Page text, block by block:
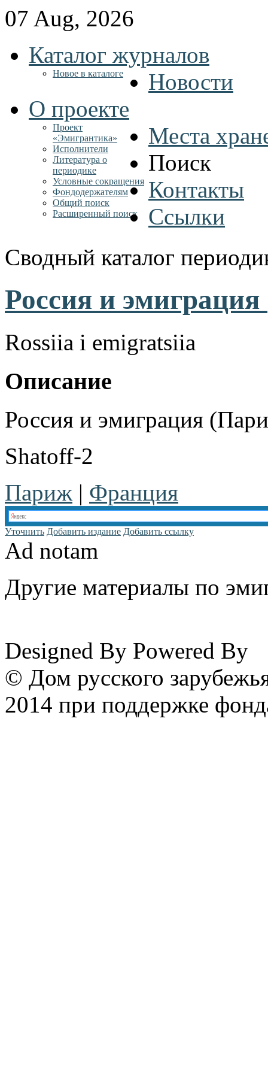
07 Aug, 2026
Каталог журналов
Новое в каталоге
Новости
О проекте
Проект
«Эмигрантика»
Исполнители
Литература о
периодике
Условные сокращения
Фондодержателям
Места
Поиск
Общий поиск
Расширенный поиск
Контакты
Ссылки
Сводный каталог
Россия и
Rossiia i emigratsiia
Описание
Россия и эмиграция
Shatoff-2
Париж | Франция
Уточнить Добавить издание Добавить ссылку
Ad notam
Другие материалы по
Designed By Powered By
© Дом русского
2014 при поддержке